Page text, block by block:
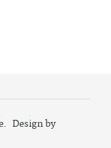
Design by